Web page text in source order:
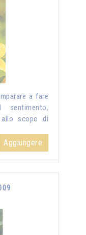
a fare
allo scopo di
Aggiungere